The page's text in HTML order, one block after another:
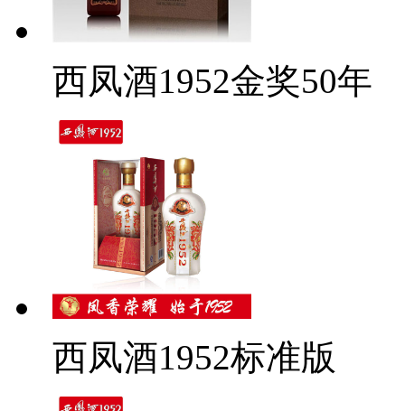
西凤酒1952金奖50年
西凤酒1952标准版